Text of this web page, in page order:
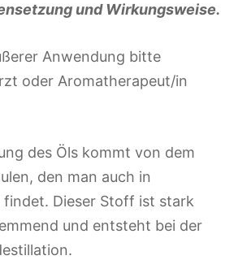
und Wirkungsweise.
Anwendung bitte
oder Aromatherapeut/in
des Öls kommt von dem
den man auch in
findet. Dieser Stoff ist stark
und entsteht bei der